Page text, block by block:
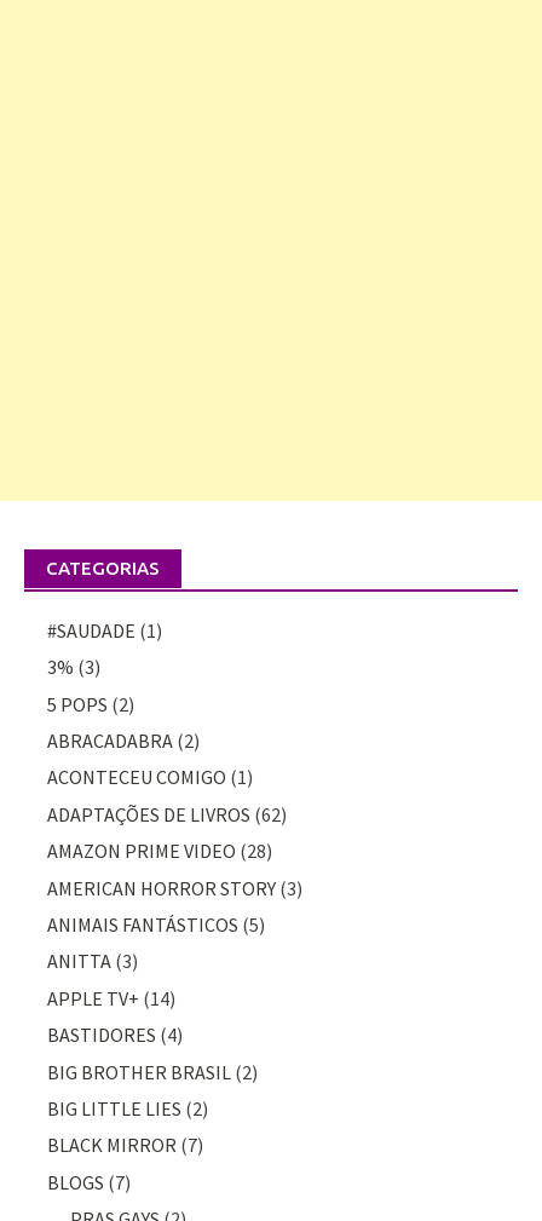
CATEGORIAS
#SAUDADE (1)
3% (3)
5 POPS (2)
ABRACADABRA (2)
ACONTECEU COMIGO (1)
ADAPTAÇÕES DE LIVROS (62)
AMAZON PRIME VIDEO (28)
AMERICAN HORROR STORY (3)
ANIMAIS FANTÁSTICOS (5)
ANITTA (3)
APPLE TV+ (14)
BASTIDORES (4)
BIG BROTHER BRASIL (2)
BIG LITTLE LIES (2)
BLACK MIRROR (7)
BLOGS (7)